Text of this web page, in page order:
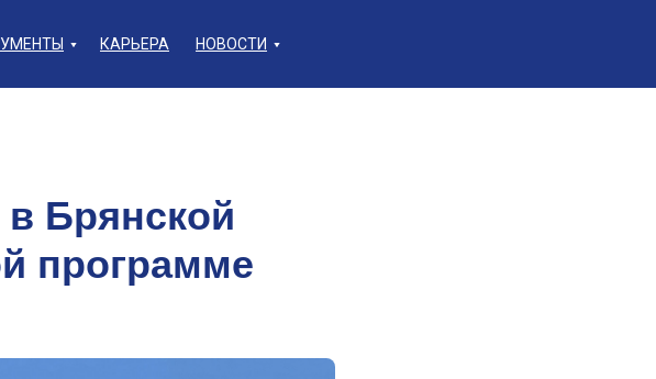
КАРЬЕРА НОВОСТИ
Брянской
программе